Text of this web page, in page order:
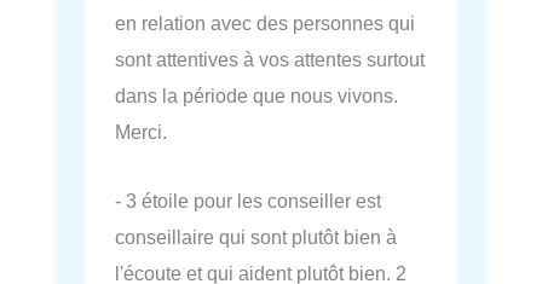
en relation avec des personnes qui
sont attentives à vos attentes surtout
dans la période que nous vivons.
Merci.
- 3 étoile pour les conseiller est
conseillaire qui sont plutôt bien à
l'écoute et qui aident plutôt bien. 2